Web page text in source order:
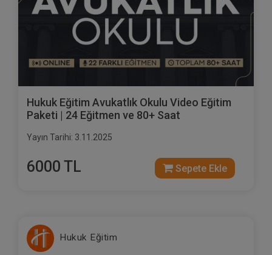
Hukuk Eğitim Avukatlık Okulu Video Eğitim
Paketi | 24 Eğitmen ve 80+ Saat
Yayın Tarihi: 3.11.2025
6000 TL Sepete Ekle
Hukuk Eğitim